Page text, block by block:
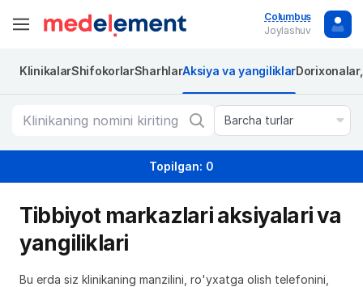
Columbus
Joylashuv
KlinikalarShifokorlarSharhlarAksiya va yangiliklar
Barcha turlar
Topilgan: 0
Tibbiyot markazlari aksiyalari va
yangiliklari
Bu erda siz klinikaning manzilini, ro'yxatga olish telefonini,